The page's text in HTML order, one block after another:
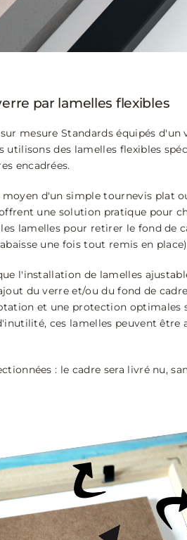
par lamelles flexibles
mesure Standards équipés d'un
utilisons des lamelles flexibles
encadrées.
moyen d'un simple tournevis plat
une solution pratique pour
lamelles pour retirer le fond de
une fois tout remis en
l'installation de lamelles
du verre et/ou du fond de
et une protection optimales
ces lamelles peuvent être
: le cadre sera livré nu,